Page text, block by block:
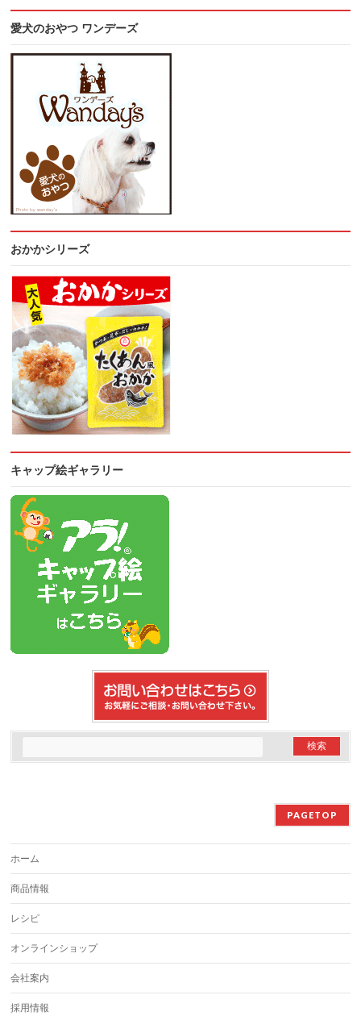
愛犬のおやつ ワンデーズ
おかかシリーズ
キャップ絵ギャラリー
PAGETOP
ホーム
商品情報
レシピ
オンラインショップ
会社案内
採用情報